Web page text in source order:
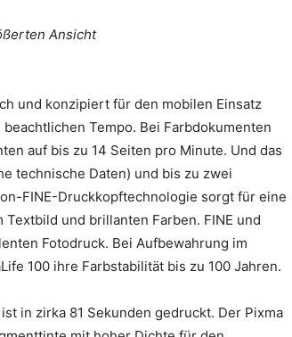
Ansicht
und konzipiert für den mobilen Einsatz
Tempo. Bei Farbdokumenten
auf bis zu 14 Seiten pro Minute. Und das
technische Daten) und bis zu zwei
FINE-Druckkopftechnologie sorgt für eine
und brillanten Farben. FINE und
Fotodruck. Bei Aufbewahrung im
100 ihre Farbstabilität bis zu 100 Jahren.
in zirka 81 Sekunden gedruckt. Der Pixma